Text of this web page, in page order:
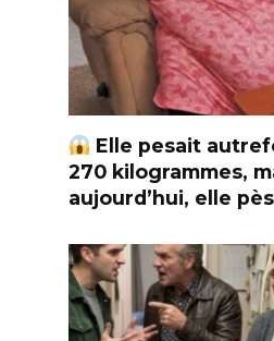
Elle pesait
270 kilogrammes,
aujourd’hui, elle